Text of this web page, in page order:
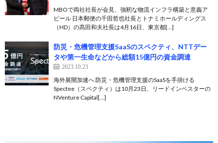
MBOで両社社長が会見、強靭な物流インフラ構築と意義ア
ピール 日本郵便の千田哲也社長とトナミホールディングス
（HD）の髙田和夫社長は4月16日、東京都[…]
防災・危機管理支援SaaSのスペクティ、NTTデー
タや第一生命などから総額15億円の資金調達
2023.10.23
海外展開加速へ 防災・危機管理支援のSaaSを手掛ける
Spectee（スペクティ）は10月23日、リードインベスターの
NVenture Capital[…]